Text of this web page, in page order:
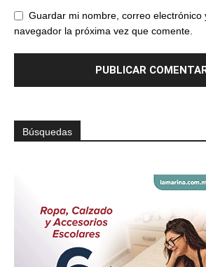
Guardar mi nombre, correo electrónico
navegador la próxima vez que comente.
Búsquedas